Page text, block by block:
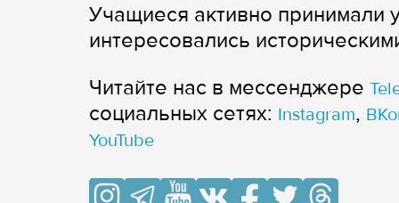
Учащиеся активно принимали
интересовались
Читайте нас в мессенджере
cоциальных сетях: Instagram,
YouTube